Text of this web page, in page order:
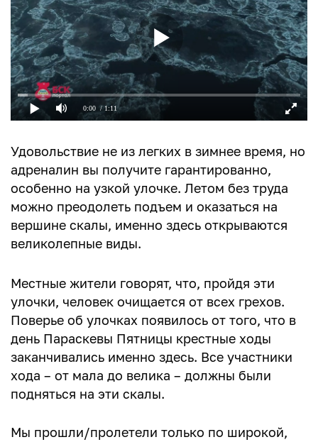
0:00 / 1:11
Удовольствие не из легких в зимнее время, но
адреналин вы получите гарантированно,
особенно на узкой улочке. Летом без труда
можно преодолеть подъем и оказаться на
вершине скалы, именно здесь открываются
великолепные виды.
Местные жители говорят, что, пройдя эти
улочки, человек очищается от всех грехов.
Поверье об улочках появилось от того, что в
день Параскевы Пятницы крестные ходы
заканчивались именно здесь. Все участники
хода – от мала до велика – должны были
подняться на эти скалы.
Мы прошли/пролетели только по широкой,